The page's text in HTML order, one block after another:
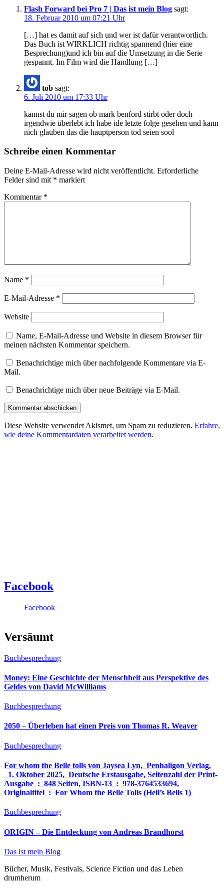
Flash Forward bei Pro 7 | Das ist mein Blog sagt:
18. Februar 2010 um 07:21 Uhr
[…] hat es damit auf sich und wer ist dafür verantwortlich.
Das Buch ist WIRKLICH richtig spannend (hier eine
Besprechung)und ich bin auf die Umsetzung in die Serie
gespannt. Im Film wird die Handlung […]
tob sagt:
6. Juli 2010 um 17:33 Uhr
kannst du mir sagen ob mark benford stirbt oder doch
irgendwie überlebt ich habe ide letzte folge gesehen und kann
nich glauben das die hauptperson tod seien sool
Schreibe einen Kommentar
Deine E-Mail-Adresse wird nicht veröffentlicht. Erforderliche
Felder sind mit * markiert
Kommentar *
Name *
E-Mail-Adresse *
Website
Name, E-Mail-Adresse und Website in diesem Browser für
meinen nächsten Kommentar speichern.
Benachrichtige mich über nachfolgende Kommentare via E-
Mail.
Benachrichtige mich über neue Beiträge via E-Mail.
Diese Website verwendet Akismet, um Spam zu reduzieren. Erfahre,
wie deine Kommentardaten verarbeitet werden.
Facebook
Facebook
Versäumt
Buchbesprechung
Money: Eine Geschichte der Menschheit aus Perspektive des
Geldes von David McWilliams
Buchbesprechung
2050 – Überleben hat einen Preis von Thomas R. Weaver
Buchbesprechung
For whom the Belle tolls von Jaysea Lyn, ‎ Penhaligon Verlag,
‎ 1. Oktober 2025, ‎ Deutsche Erstausgabe, Seitenzahl der Print-
Ausgabe ‏ : ‎ 848 Seiten, ISBN-13 ‏ : ‎ 978-3764533694,
Originaltitel ‏ : ‎ For Whom the Belle Tolls (Hell’s Bells 1)
Buchbesprechung
ORIGIN – Die Entdeckung von Andreas Brandhorst
Das ist mein Blog
Bücher, Musik, Festivals, Science Fiction und das Leben
drumherum